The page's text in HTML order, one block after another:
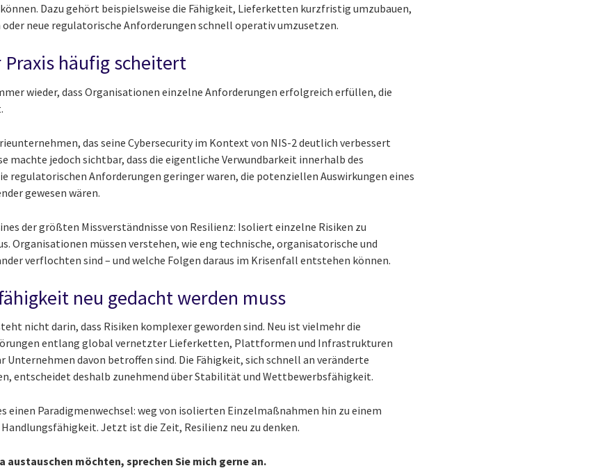
Dazu gehört beispielsweise die Fähigkeit, Lieferketten kurzfristig umzubauen,
neue regulatorische Anforderungen schnell operativ umzusetzen.
Praxis häufig scheitert
wieder, dass Organisationen einzelne Anforderungen erfolgreich erfüllen, die
das seine Cybersecurity im Kontext von NIS-2 deutlich verbessert
machte jedoch sichtbar, dass die eigentliche Verwundbarkeit innerhalb des
regulatorischen Anforderungen geringer waren, die potenziellen Auswirkungen eines
gewesen wären.
der größten Missverständnisse von Resilienz: Isoliert einzelne Risiken zu
Organisationen müssen verstehen, wie eng technische, organisatorische und
verflochten sind – und welche Folgen daraus im Krisenfall entstehen können.
neu gedacht werden muss
nicht darin, dass Risiken komplexer geworden sind. Neu ist vielmehr die
entlang global vernetzter Lieferketten, Plattformen und Infrastrukturen
davon betroffen sind. Die Fähigkeit, sich schnell an veränderte
entscheidet deshalb zunehmend über Stabilität und Wettbewerbsfähigkeit.
einen Paradigmenwechsel: weg von isolierten Einzelmaßnahmen hin zu einem
Jetzt ist die Zeit, Resilienz neu zu denken.
austauschen möchten, sprechen Sie mich gerne an.